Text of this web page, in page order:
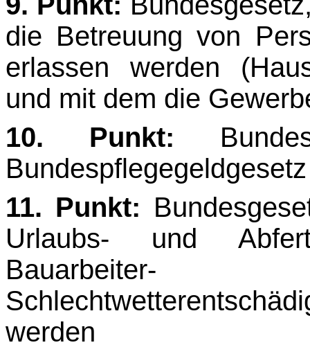
die Betreuung von
erlassen werden
und mit dem die
10. Punkt:
11. Punkt:
Urlaubs- und
Bauarbeiter-
werden